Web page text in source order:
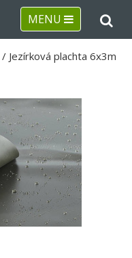
MENU
/ Jezírková plachta 6x3m